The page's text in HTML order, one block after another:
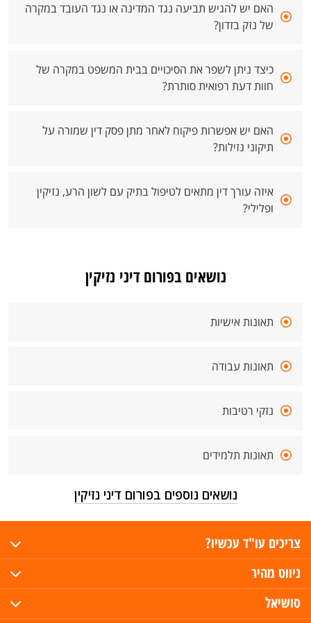
האם יש להגיש תביעה נגד המדינה או נגד העובד במקרה
של נזק בזדון?
כיצד ניתן לשפר את הסיכויים בבית המשפט במקרה של
חוות דעת רפואית סותרת?
האם יש אפשרות פיקוח לאחר מתן פסק דין שמורה על
תיקוני נזילות?
איזה עורך דין מתאים לטיפול בתיק עם לשון הרע, נזיקין
ופלילי?
נושאים בפורום דיני נזיקין
תאונות אישיות
תאונות עבודה
נזקי רטיבות
תאונות תלמידים
נושאים נוספים בפורום דיני נזיקין
צריכים עו"ד עכשיו?
ניווט מהיר
סושיאל